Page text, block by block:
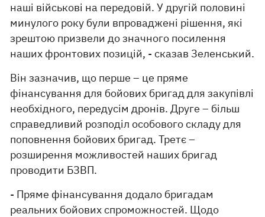
наші військові на передовій. У другій половині
минулого року були впроваджені рішення, які
зрештою призвели до значного посилення
наших фронтових позицій, - сказав Зеленський.
Він зазначив, що перше – це пряме
фінансування для бойових бригад для закупівлі
необхідного, передусім дронів. Друге – більш
справедливий розподіл особового складу для
поповнення бойових бригад. Третє –
розширення можливостей наших бригад
проводити БЗВП.
- Пряме фінансування додало бригадам
реальних бойових спроможностей. Щодо